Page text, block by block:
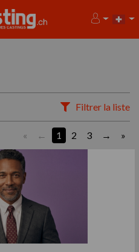
Filtrer la liste
« 1 2 3 »